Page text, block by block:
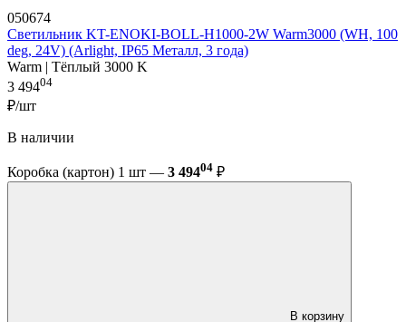
050674
Светильник KT-ENOKI-BOLL-H1000-2W Warm3000 (WH, 100
deg, 24V) (Arlight, IP65 Металл, 3 года)
Warm | Тёплый 3000 K
3 49404
₽/шт
В наличии
Коробка (картон) 1 шт — 3 49404 ₽
В корзину